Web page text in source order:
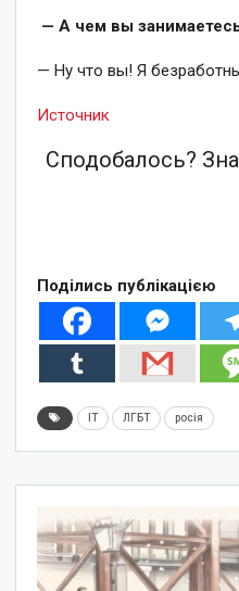
— А чем вы
— Ну что вы! Я
Источник
Сподобалось?
Поділись публікацією
ЛГБТ росія